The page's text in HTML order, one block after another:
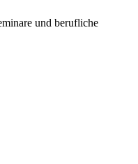
und berufliche